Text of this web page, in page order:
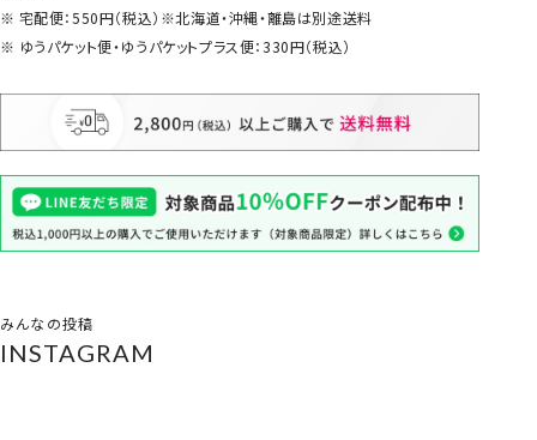
宅配便：550円（税込）※北海道・沖縄・離島は別途送料
ゆうパケット便・ゆうパケットプラス便：330円（税込）
みんなの投稿
INSTAGRAM